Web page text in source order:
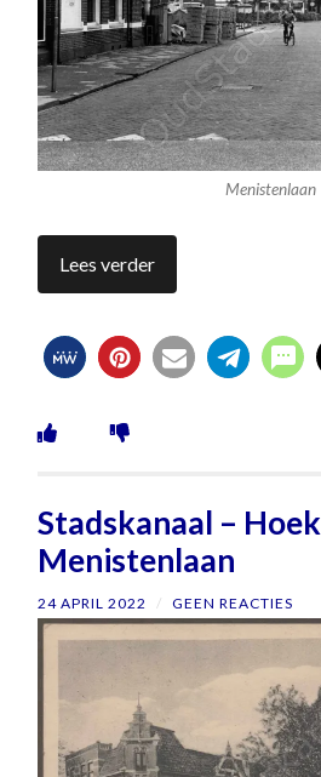
Menistenlaan
Lees verder
Stadskanaal – Hoek
Menistenlaan
24 APRIL 2022 / GEEN REACTIES